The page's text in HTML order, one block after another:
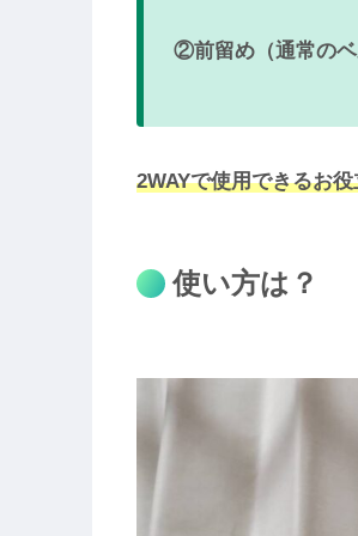
②前留め（通常の
2WAYで使用できるお
使い方は？